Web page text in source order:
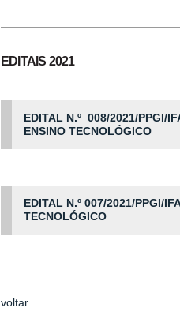
EDITAIS 2021
EDITAL N.º 008/2021/PPGI/
ENSINO TECNOLÓGICO
EDITAL N.º 007/2021/PPGI/
TECNOLÓGICO
voltar